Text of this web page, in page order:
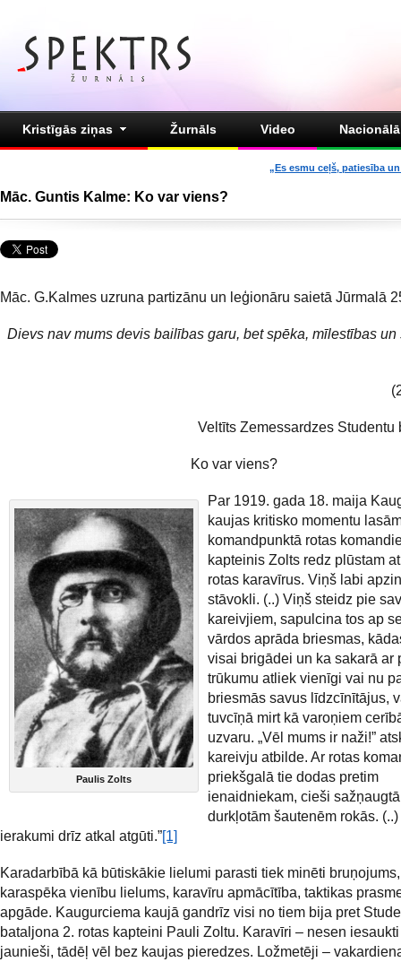
Kristīgās ziņas Žurnāls Video
„Es esmu ceļš, patiesība
Māc. Guntis Kalme: Ko var viens?
Māc. G.Kalmes uzruna partizānu un leģionāru saietā Jūrmalā
Dievs nav mums devis bailības garu, bet spēka, mīlestības
Veltīts Zemessardzes Studentu
Ko var viens?
Paulis Zolts
Par 1919. gada 18. maija
kaujas kritisko momentu
komandpunktā rotas
kapteinis Zolts redz plūstam
rotas karavīrus. Viņš labi
stāvokli. (..) Viņš steidz pie
kareivjiem, sapulcina tos ap
vārdos aprāda briesmas,
visai brigādei un ka sakarā ar
trūkumu atliek vienīgi vai nu
briesmās savus līdzcīnītājus,
tuvcīņā mirt kā varoņiem
uzvaru. „Vēl mums ir naži!”
kareivju atbilde. Ar rotas
priekšgalā tie dodas pretim
ienaidniekam, cieši
durkļotām šautenēm rokās.
ierakumi drīz atkal atgūti.”[1]
Karadarbībā kā būtiskākie lielumi parasti tiek minēti bruņojums,
karaspēka vienību lielums, karavīru apmācītība, taktikas
apgāde. Kaugurciema kaujā gandrīz visi no tiem bija pret
bataljona 2. rotas kapteini Pauli Zoltu. Karavīri – nesen
jaunieši, tādēļ vēl bez kaujas pieredzes. Ložmetēji –